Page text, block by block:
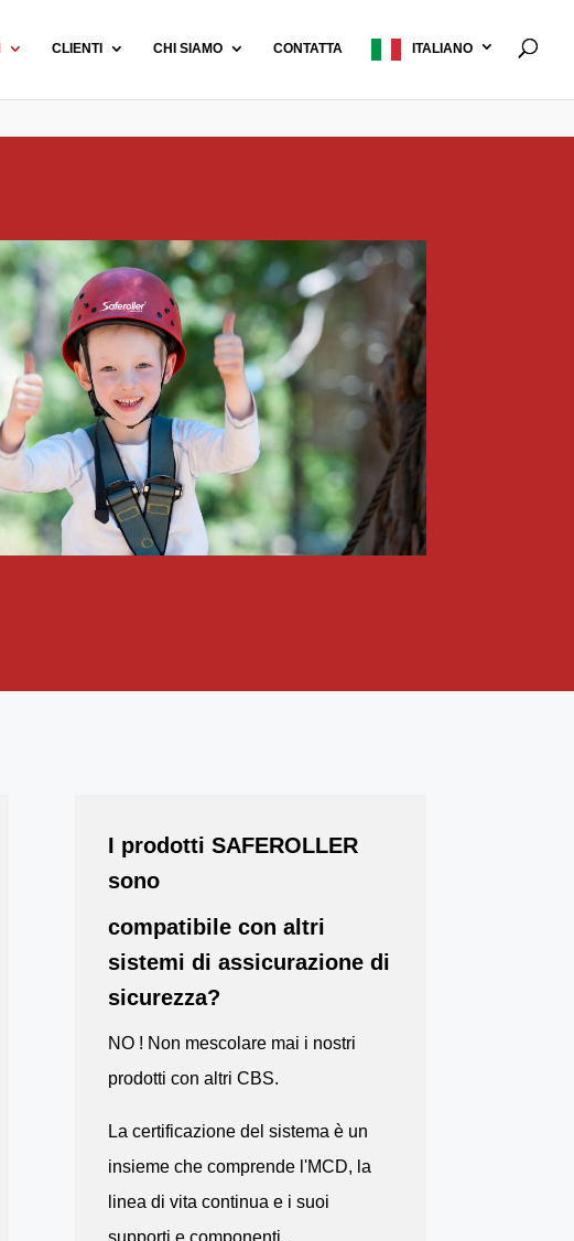
CLIENTI CHI SIAMO CONTATTA ITALIANO
I prodotti SAFEROLLER
sono
compatibile con altri
sistemi di assicurazione di
sicurezza?
NO ! Non mescolare mai i nostri
prodotti con altri CBS.
La certificazione del sistema è un
insieme che comprende l'MCD, la
linea di vita continua e i suoi